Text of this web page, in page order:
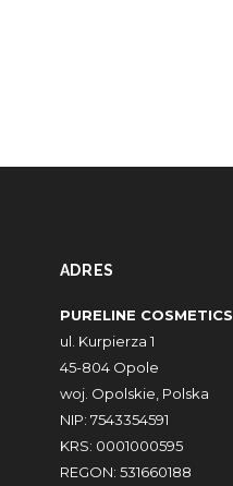
ADRES
PURELINE COSMETICS
ul. Kurpierza 1
45-804 Opole
woj. Opolskie, Polska
NIP: 7543354591
KRS: 0001000595
REGON: 531660188